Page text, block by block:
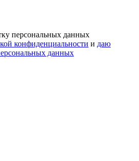
персональных данных
конфиденциальности и даю
данных